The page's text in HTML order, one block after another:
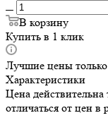
В корзину
Купить в 1 клик
Лучшие цены
Характеристики
Цена действительна
отличаться от цен в